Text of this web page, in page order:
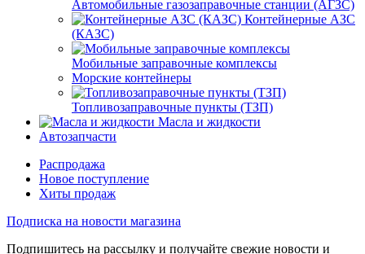
Автомобильные газозаправочные станции (АГЗС)
Контейнерные АЗС
(КАЗС)
Мобильные заправочные комплексы
Морские контейнеры
Топливозаправочные пункты (ТЗП)
Масла и жидкости
Автозапчасти
Распродажа
Новое поступление
Хиты продаж
Подписка на новости магазина
Подпишитесь на рассылку и получайте свежие новости и